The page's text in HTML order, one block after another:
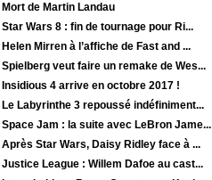
Mort de Martin Landau
Star Wars 8 : fin de tournage pour Ri...
Helen Mirren à l’affiche de Fast and ...
Spielberg veut faire un remake de Wes...
Insidious 4 arrive en octobre 2017 !
Le Labyrinthe 3 repoussé indéfiniment...
Space Jam : la suite avec LeBron Jame...
Après Star Wars, Daisy Ridley face à ...
Justice League : Willem Dafoe au cast...